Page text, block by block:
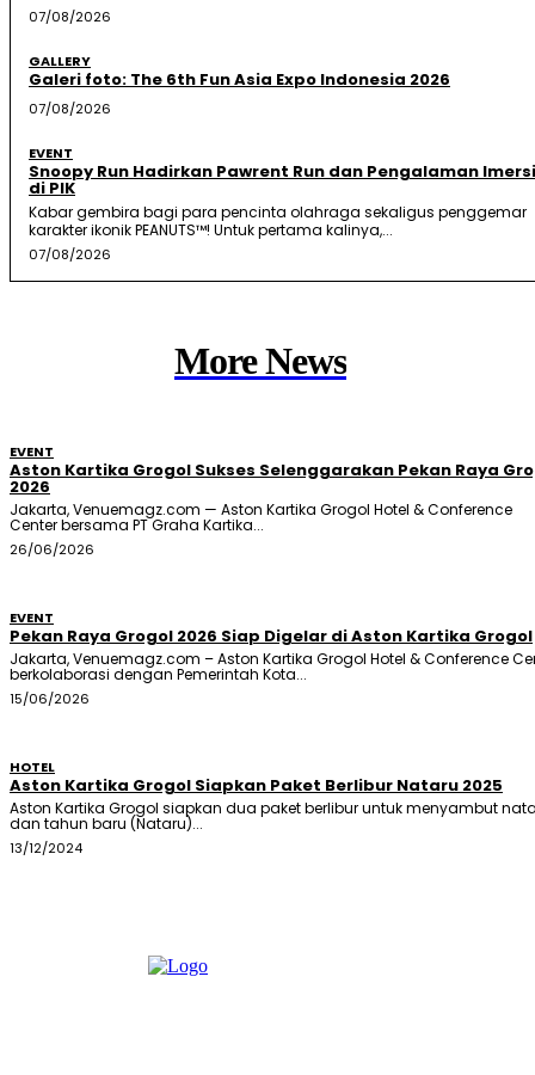
07/08/2026
GALLERY
Galeri foto: The 6th Fun Asia Expo Indonesia 2026
07/08/2026
EVENT
Snoopy Run Hadirkan Pawrent Run dan Pengalaman
di PIK
Kabar gembira bagi para pencinta olahraga sekaligus penggemar
karakter ikonik PEANUTS™! Untuk pertama kalinya,...
07/08/2026
More News
EVENT
Aston Kartika Grogol Sukses Selenggarakan Pekan Raya
2026
Jakarta, Venuemagz.com — Aston Kartika Grogol Hotel & Conference
Center bersama PT Graha Kartika...
26/06/2026
EVENT
Pekan Raya Grogol 2026 Siap Digelar di Aston Kartika Grogol
Jakarta, Venuemagz.com – Aston Kartika Grogol Hotel & Conference
berkolaborasi dengan Pemerintah Kota...
15/06/2026
HOTEL
Aston Kartika Grogol Siapkan Paket Berlibur Nataru 2025
Aston Kartika Grogol siapkan dua paket berlibur untuk menyambut
dan tahun baru (Nataru)...
13/12/2024